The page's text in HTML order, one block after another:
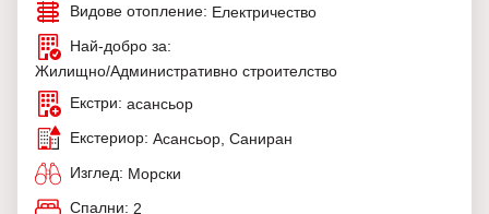
Видове отопление: Електричество
Най-добро за:
Жилищно/Административно строителство
Екстри: асансьор
Екстериор: Асансьор, Саниран
Изглед: Морски
Спални: 2